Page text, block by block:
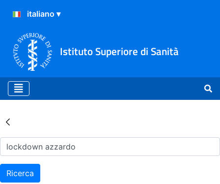
Istituto Superiore di Sanità
Risultati della Ricerca -
Ricerca